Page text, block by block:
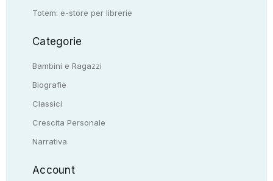
Totem: e-store per librerie
Categorie
Bambini e Ragazzi
Biografie
Classici
Crescita Personale
Narrativa
Account